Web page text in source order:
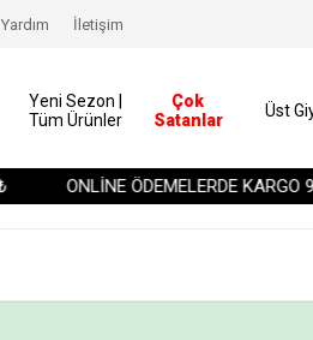
ONLİNE ÖDEMELERDE KARGO
Yardım İletişim
Yeni Sezon |
Tüm Ürünler
Çok
Satanlar
Üst